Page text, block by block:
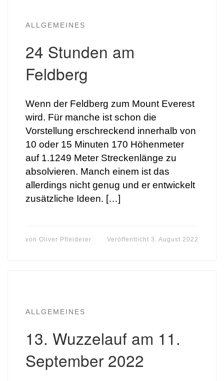
ALLGEMEINES
24 Stunden am
Feldberg
Wenn der Feldberg zum Mount Everest
wird. Für manche ist schon die
Vorstellung erschreckend innerhalb von
10 oder 15 Minuten 170 Höhenmeter
auf 1.1249 Meter Streckenlänge zu
absolvieren. Manch einem ist das
allerdings nicht genug und er entwickelt
zusätzliche Ideen. […]
von Oliver Pfleiderer Veröffentlicht3. August 2022
ALLGEMEINES
13. Wuzzelauf am 11.
September 2022